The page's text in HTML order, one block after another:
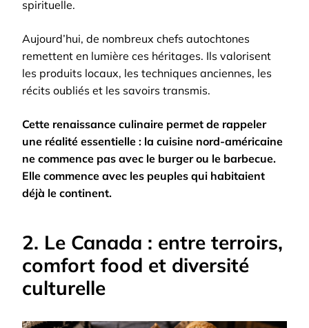
spirituelle.
Aujourd’hui, de nombreux chefs autochtones
remettent en lumière ces héritages. Ils valorisent
les produits locaux, les techniques anciennes, les
récits oubliés et les savoirs transmis.
Cette renaissance culinaire permet de rappeler
une réalité essentielle : la cuisine nord-américaine
ne commence pas avec le burger ou le barbecue.
Elle commence avec les peuples qui habitaient
déjà le continent.
2. Le Canada : entre terroirs,
comfort food et diversité
culturelle